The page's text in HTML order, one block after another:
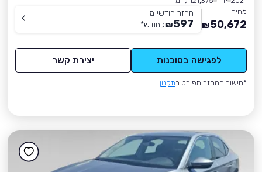
מחיר
50,672
₪
החזר חודשי מ-
597
₪לחודש*
לפגישה בסוכנות יצירת קשר
*חישוב ההחזר מפורט בתקנון